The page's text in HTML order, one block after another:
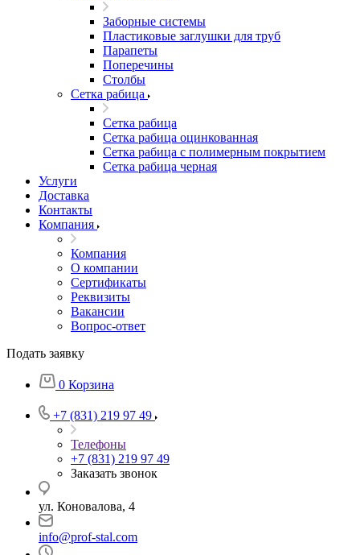
Заборные системы
Пластиковые заглушки для труб
Парапеты
Поперечины
Столбы
Сетка рабица
Сетка рабица
Сетка рабица оцинкованная
Сетка рабица с полимерным покрытием
Сетка рабица черная
Услуги
Доставка
Контакты
Компания
Компания
О компании
Сертификаты
Реквизиты
Вакансии
Вопрос-ответ
Подать заявку
0 Корзина
+7 (831) 219 97 49
Телефоны
+7 (831) 219 97 49
Заказать звонок
ул. Коновалова, 4
info@prof-stal.com